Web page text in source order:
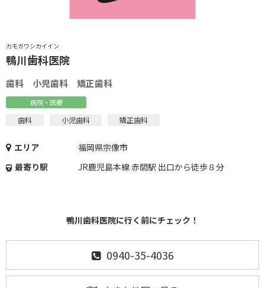
カモガワシカイイン
鴨川歯科医院
歯科 小児歯科 矯正歯科
病院・医療
歯科 小児歯科 矯正歯科
エリア
福岡県宗像市
最寄り駅
JR鹿児島本線 赤間駅 出口から徒歩８分
鴨川歯科医院に行く前にチェック！
0940-35-4036